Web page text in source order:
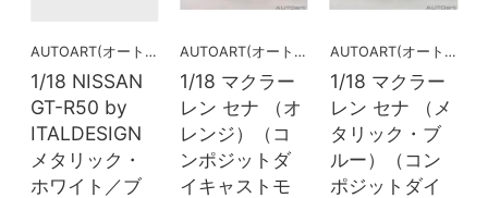
AUTOART(オートアート)
1/18 NISSAN
GT-R50 by
ITALDESIGN
メタリック・
ホワイト／ブ
AUTOART(オートアート)
1/18 マクラー
レン セナ （オ
レンジ）（コ
ンポジットダ
イキャストモ
AUTOART(オートアート)
1/18 マクラー
レン セナ （メ
タリック・ブ
ルー）（コン
ポジットダイ